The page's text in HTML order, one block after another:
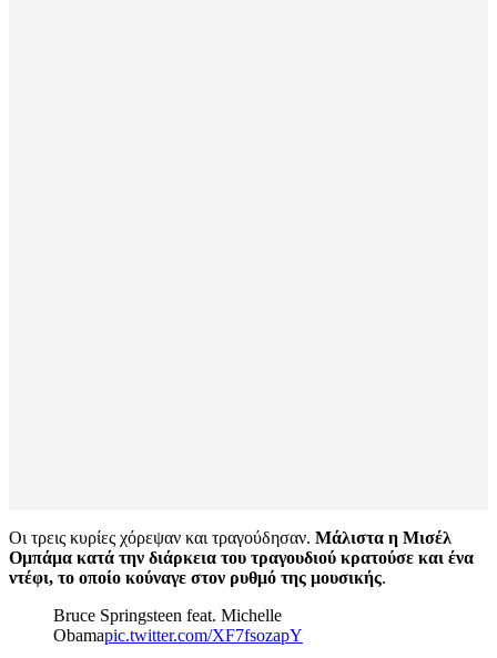
Οι τρεις κυρίες χόρεψαν και τραγούδησαν. Μάλιστα η Μισέλ
Ομπάμα κατά την διάρκεια του τραγουδιού κρατούσε και ένα
ντέφι, το οποίο κούναγε στον ρυθμό της μουσικής.
Bruce Springsteen feat. Michelle
Obamapic.twitter.com/XF7fsozapY